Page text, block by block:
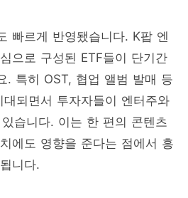
빠르게 반영됐습니다. K팝 엔
으로 구성된 ETF들이 단기간
. 특히 OST, 협업 앨범 발매 등
되면서 투자자들이 엔터주와
습니다. 이는 한 편의 콘텐츠
에도 영향을 준다는 점에서 흥
니다.